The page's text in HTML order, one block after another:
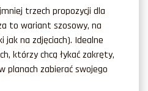
trzech propozycji dla
to wariant szosowy, na
jak na zdjęciach). Idealne
którzy chcą łykać zakręty,
planach zabierać swojego